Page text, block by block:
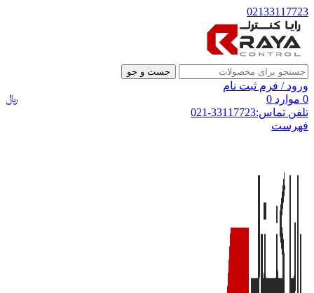
02133117723
جست و جو
ورود / فرم ثبت نام
0 موارد ﷼
0
تلفن تماس:33117723-021
فهرست